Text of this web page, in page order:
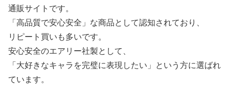
通販サイトです。
「高品質で安心安全」な商品として認知されており、
リピート買いも多いです。
安心安全のエアリー社製として、
「大好きなキャラを完璧に表現したい」という方に選ばれ
ています。